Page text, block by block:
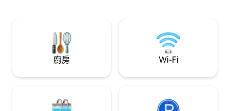
會、充電和欣賞景
廚房 Wi-Fi